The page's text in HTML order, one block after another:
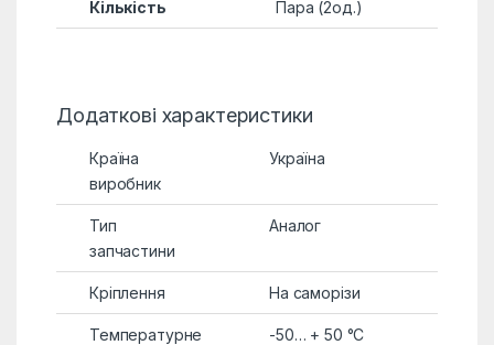
Кількість Пара (2од.)
Додаткові характеристики
Країна
виробник
Україна
Тип
запчастини
Аналог
Кріплення На саморізи
Температурне
-50… + 50 °C